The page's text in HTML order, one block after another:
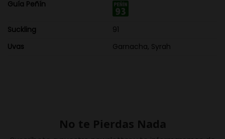
Guía Peñín
Suckling
91
Uvas
Garnacha, Syrah
No te Pierdas Nada